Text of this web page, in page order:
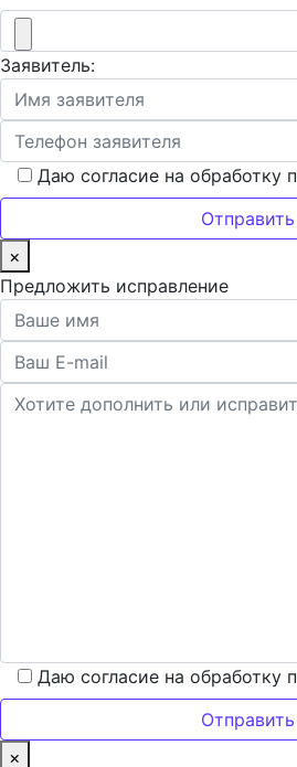
Заявитель:
Даю согласие на обработку
×
Предложить исправление
Даю согласие на обработку
×